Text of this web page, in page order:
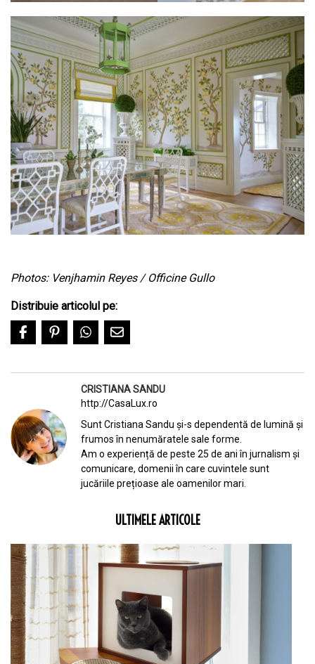
Photos: Venjhamin Reyes / Officine Gullo
Distribuie articolul pe:
CRISTIANA SANDU
http://CasaLux.ro
Sunt Cristiana Sandu și-s dependentă de lumină și
frumos în nenumăratele sale forme.
Am o experiență de peste 25 de ani în jurnalism și
comunicare, domenii în care cuvintele sunt
jucăriile prețioase ale oamenilor mari.
ULTIMELE ARTICOLE